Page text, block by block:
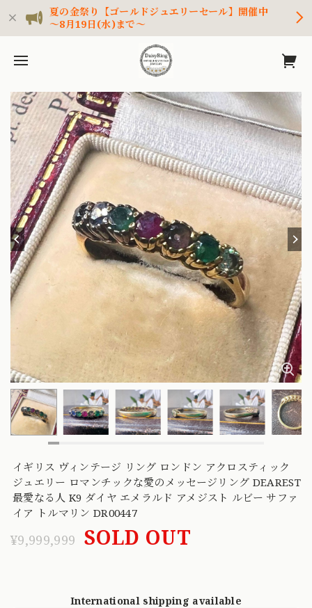
夏の金祭り【ゴールドジュエリーセール】開催中
～8月19日(水)まで～
イギリス ヴィンテージ リング ロンドン アクロスティック
ジュエリー ロマンチックな愛のメッセージリング DEAREST
最愛なる人 K9 ダイヤ エメラルド アメジスト ルビー サファ
イア トルマリン DR00447
¥9,999,999 SOLD OUT
International shipping available